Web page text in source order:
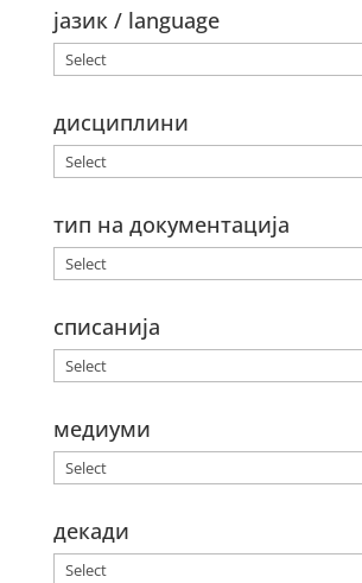
јазик / language
дисциплини
тип на документација
списанија
медиуми
декади